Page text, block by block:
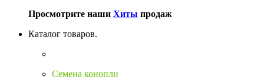
Просмотрите наши Хиты продаж
Каталог товаров.
Семена конопли